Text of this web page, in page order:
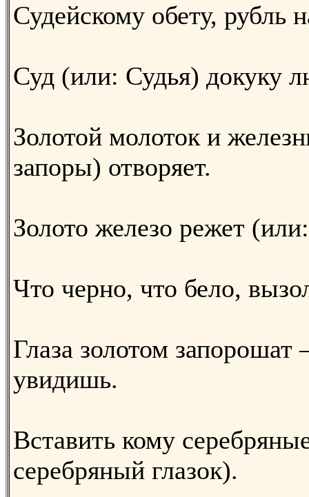
Судейскому обету, рубль
Суд (или: Судья) докуку
Золотой молоток и
запоры) отворяет.
Золото железо режет
Что черно, что бело,
Глаза золотом
увидишь.
Вставить кому
серебряный глазок).